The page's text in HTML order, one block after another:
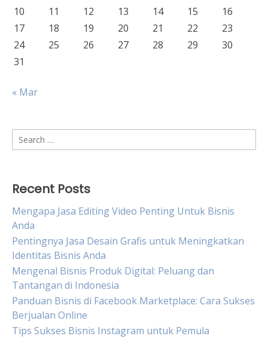
10
11 12 13 14 15
16
17
18 19 20 21 22
23
24
25 26 27 28 29
30
31
« Mar
Search
for:
Recent Posts
Mengapa Jasa Editing Video Penting Untuk Bisnis
Anda
Pentingnya Jasa Desain Grafis untuk Meningkatkan
Identitas Bisnis Anda
Mengenal Bisnis Produk Digital: Peluang dan
Tantangan di Indonesia
Panduan Bisnis di Facebook Marketplace: Cara Sukses
Berjualan Online
Tips Sukses Bisnis Instagram untuk Pemula